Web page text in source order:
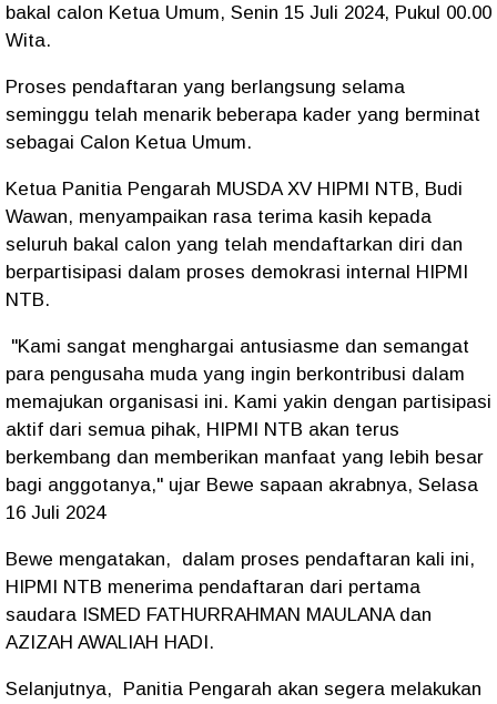
bakal calon Ketua Umum, Senin 15 Juli 2024, Pukul 00.00
Wita.
Proses pendaftaran yang berlangsung selama
seminggu telah menarik beberapa kader yang berminat
sebagai Calon Ketua Umum.
Ketua Panitia Pengarah MUSDA XV HIPMI NTB, Budi
Wawan, menyampaikan rasa terima kasih kepada
seluruh bakal calon yang telah mendaftarkan diri dan
berpartisipasi dalam proses demokrasi internal HIPMI
NTB.
"Kami sangat menghargai antusiasme dan semangat
para pengusaha muda yang ingin berkontribusi dalam
memajukan organisasi ini. Kami yakin dengan partisipasi
aktif dari semua pihak, HIPMI NTB akan terus
berkembang dan memberikan manfaat yang lebih besar
bagi anggotanya," ujar Bewe sapaan akrabnya, Selasa
16 Juli 2024
Bewe mengatakan, dalam proses pendaftaran kali ini,
HIPMI NTB menerima pendaftaran dari pertama
saudara ISMED FATHURRAHMAN MAULANA dan
AZIZAH AWALIAH HADI.
Selanjutnya, Panitia Pengarah akan segera melakukan